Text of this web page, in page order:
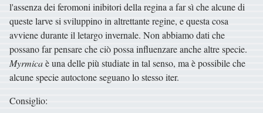
l'assenza dei feromoni inibitori della regina a far sì che alcune di
queste larve si sviluppino in altrettante regine, e questa cosa
avviene durante il letargo invernale. Non abbiamo dati che
possano far pensare che ciò possa influenzare anche altre specie.
Myrmicaè una delle più studiate in tal senso, ma è possibile che
alcune specie autoctone seguano lo stesso iter.
Consiglio: